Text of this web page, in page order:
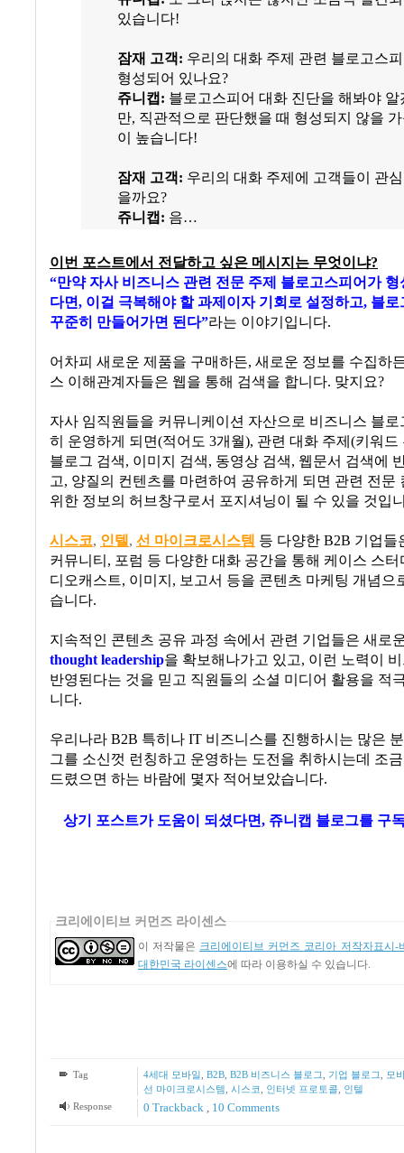
있습니다!
잠재 고객: 우리의 대화 주제 관련 블로고스
형성되어 있나요?
쥬니캡 : 블로고스피어 대화 진단을 해봐야 알
만, 직관적으로 판단했을 때 형성되지 않을
이 높습니다!
잠재 고객: 우리의 대화 주제에 고객들이 관
을까요?
쥬니캡: 음…
이번 포스트에서 전달하고 싶은 메시지는 무엇이냐?
“만약 자사 비즈니스 관련 전문 주제 블로고스피어가
다면, 이걸 극복해야 할 과제이자 기회로 설정하고, 블로
꾸준히 만들어가면 된다”라는 이야기입니다.
어차피 새로운 제품을 구매하든, 새로운 정보를 수집하
스 이해관계자들은 웹을 통해 검색을 합니다. 맞지요?
자사 임직원들을 커뮤니케이션 자산으로 비즈니스 블
히 운영하게 되면(적어도 3개월), 관련 대화 주제 (키워드
블로그 검색, 이미지 검색, 동영상 검색, 웹문서 검색에
고, 양질의 컨텐츠를 마련하여 공유하게 되면 관련 전문
위한 정보의 허브창구로서 포지셔닝이 될 수 있을 것입
시스코, 인텔, 선 마이크로시스템 등 다양한 B2B 기업들
커뮤니티 , 포럼 등 다양한 대화 공간을 통해 케이스 스터
디오캐스트, 이미지 , 보고서 등을 콘텐츠 마케팅 개념으
습니다.
지속적인 콘텐츠 공유 과정 속에서 관련 기업들은 새로
thought leadership을 확보해나가고 있고, 이런 노력이
반영된다는 것을 믿고 직원들의 소셜 미디어 활용을 적
니다.
우리나라 B2B 특히나 IT 비즈니스를 진행하시는 많은
그를 소신껏 런칭하고 운영하는 도전을 취하시는데 조
드렸으면 하는 바람에 몇자 적어보았습니다.
상기 포스트가 도움이 되셨다면, 쥬니캡 블로그를 구
크리에이티브 커먼즈 라이센스
이 저작물은 크리에이티브 커먼즈 코리아 저작자표시-
대한민국 라이센스에 따라 이용하실 수 있습니다.
Tag 4세대 모바일 B2B, B2B 비즈니스 블로그 기업 블로그
모
선 마이크로시스템 시스코 인터넷 프로토콜, 인텔
Response
0 Trackback , 10 Comments